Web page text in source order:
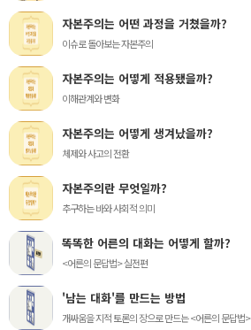
자본주의는 어떤 과정을 거쳤을까?
이슈로 돌아보는 자본주의
자본주의는 어떻게 적용됐을까?
이해관계와 변화
자본주의는 어떻게 생겨났을까?
체제와 사고의 전환
자본주의란 무엇일까?
추구하는 바와 사회적 의미
똑똑한 어른의 대화는 어떻게 할까?
<어른의 문답법> 실전편
'남는 대화'를 만드는 방법
개싸움을 지적 토론의 장으로 만드는 <어른의 문답법>